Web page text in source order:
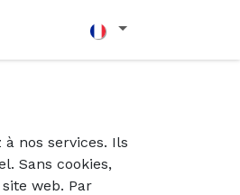
nos services. Ils
Sans cookies,
web. Par